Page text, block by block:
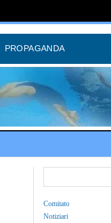
PROPAGANDA
Comitato
Notiziari